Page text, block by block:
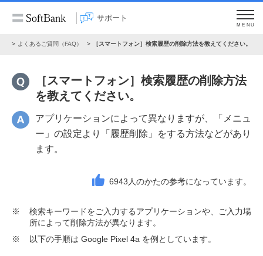
サポート
MENU
よくあるご質問（FAQ） ［スマートフォン］検索履歴の削除方法を教えてください。
［スマートフォン］検索履歴の削除方法
を教えてください。
アプリケーションによって異なりますが、「メニュ
ー」の設定より「履歴削除」をする方法などがあり
ます。
6943 人のかたの参考になっています。
※
検索キーワードをご入力するアプリケーションや、ご入力場
所によって削除方法が異なります。
※
以下の手順は Google Pixel 4a を例としています。